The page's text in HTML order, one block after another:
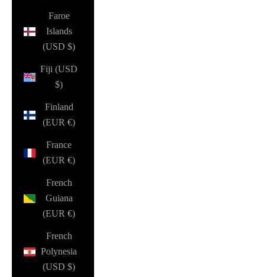
Faroe
Islands
(USD $)
Fiji (USD
$)
Finland
(EUR €)
France
(EUR €)
French
Guiana
(EUR €)
French
Polynesia
(USD $)